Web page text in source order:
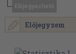
Előjegyzem